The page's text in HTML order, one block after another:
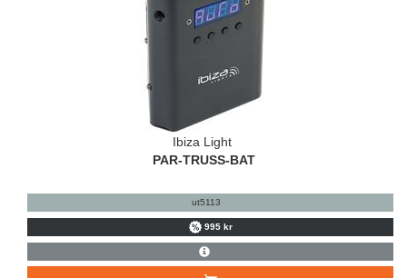
Ibiza Light
PAR-TRUSS-BAT
ut5113
995 kr